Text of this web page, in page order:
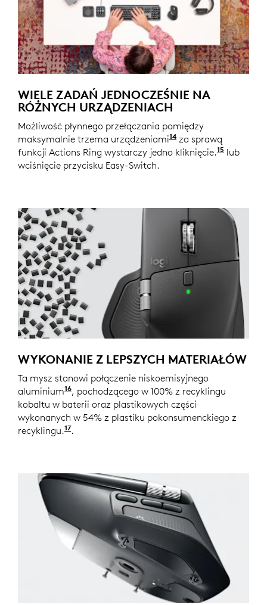
WIELE ZADAŃ JEDNOCZEŚNIE NA
RÓŻNYCH URZĄDZENIACH
Możliwość płynnego przełączania pomiędzy
maksymalnie trzema urządzeniami14W przypadku
za sprawą
funkcji Actions Ring wystarczy jedno kliknięcie.15 lub
wciśnięcie przycisku Easy-Switch.
WYKONANIE Z LEPSZYCH MATERIAŁÓW
Ta mysz stanowi połączenie niskoemisyjnego
aluminium16W przypadku kółka obsługiwanego
, pochodzącego w 100% z recyklingu
kobaltu w baterii oraz plastikowych części
wykonanych w 54% z plastiku pokonsumenckiego z
recyklingu.17Z wyłączeniem tworzyw sztucznych w
.